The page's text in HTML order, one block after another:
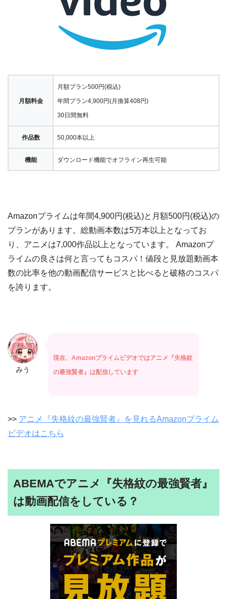
月額料金
月額プラン500円(税込)
年間プラン4,900円(月換算408円)
30日間無料
作品数 50,000本以上
機能 ダウンロード機能でオフライン再生可能
Amazonプライムは年間4,900円(税込)と月額500円(税込)の
プランがあります。総動画本数は5万本以上となってお
り、アニメは7,000作品以上となっています。 Amazonプ
ライムの良さは何と言ってもコスパ！値段と見放題動画本
数の比率を他の動画配信サービスと比べると破格のコスパ
を誇ります。
みう
現在、Amazonプライムビデオではアニメ『失格紋
の最強賢者』は配信しています
>> アニメ『失格紋の最強賢者』を見れるAmazonプライム
ビデオはこちら
ABEMAでアニメ『失格紋の最強賢者』
は動画配信をしている？